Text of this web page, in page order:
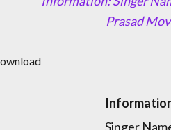
Prasad
Singer